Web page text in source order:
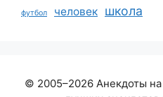
футбол человек школа
© 2005–2026 Анекдоты